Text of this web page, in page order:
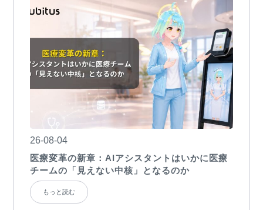
26-08-04
医療変革の新章：AIアシスタントはいかに医療
チームの「見えない中核」となるのか
もっと読む